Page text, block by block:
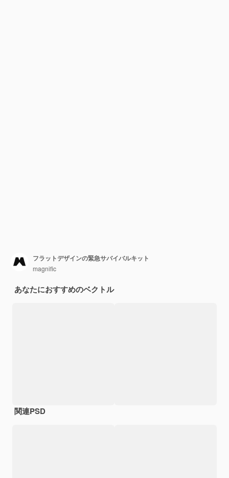
フラットデザインの緊急サバイバルキット
magnific
あなたにおすすめのベクトル
関連PSD